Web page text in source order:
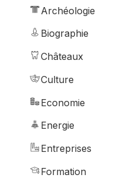
Archéologie
Biographie
Châteaux
Culture
Economie
Energie
Entreprises
Formation